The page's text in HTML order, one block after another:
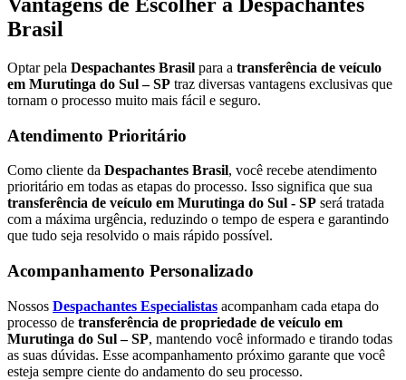
Brasil
Optar pela Despachantes Brasil para a transferência de veículo
em Murutinga do Sul – SP traz diversas vantagens exclusivas que
tornam o processo muito mais fácil e seguro.
Atendimento Prioritário
Como cliente da Despachantes Brasil, você recebe atendimento
prioritário em todas as etapas do processo. Isso significa que sua
transferência de veículo em Murutinga do Sul - SP será tratada
com a máxima urgência, reduzindo o tempo de espera e garantindo
que tudo seja resolvido o mais rápido possível.
Acompanhamento Personalizado
Nossos Despachantes Especialistas acompanham cada etapa do
processo de transferência de propriedade de veículo em
Murutinga do Sul – SP, mantendo você informado e tirando todas
as suas dúvidas. Esse acompanhamento próximo garante que você
esteja sempre ciente do andamento do seu processo.